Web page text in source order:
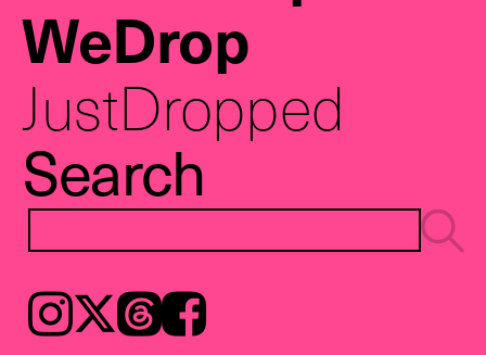
WeDrop
JustDropped
Search
Instagram𝕏ThreadsFacebook